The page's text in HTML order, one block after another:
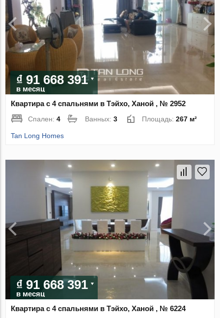
₫ 91 668 391
в месяц
Квартира с 4 спальнями в Тэйхо, Ханой , № 2952
Спален:4 Ванных:3 Площадь:267 м²
Tan Long Homes
₫ 91 668 391
в месяц
Квартира с 4 спальнями в Тэйхо, Ханой , № 6224